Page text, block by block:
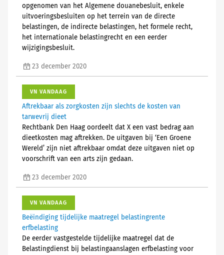
opgenomen van het Algemene douanebesluit, enkele
uitvoeringsbesluiten op het terrein van de directe
belastingen, de indirecte belastingen, het formele recht,
het internationale belastingrecht en een eerder
wijzigingsbesluit.
23 december 2020
VN VANDAAG
Aftrekbaar als zorgkosten zijn slechts de kosten van
tarwevrij dieet
Rechtbank Den Haag oordeelt dat X een vast bedrag aan
dieetkosten mag aftrekken. De uitgaven bij ‘Een Groene
Wereld’ zijn niet aftrekbaar omdat deze uitgaven niet op
voorschrift van een arts zijn gedaan.
23 december 2020
VN VANDAAG
Beëindiging tijdelijke maatregel belastingrente
erfbelasting
De eerder vastgestelde tijdelijke maatregel dat de
Belastingdienst bij belastingaanslagen erfbelasting voor